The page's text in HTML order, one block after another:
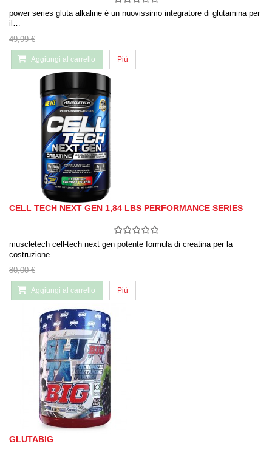
power series gluta alkaline è un nuovissimo integratore di glutamina per
il…
49,99 €
Aggiungi al carrello Più
CELL TECH NEXT GEN 1,84 LBS PERFORMANCE SERIES
muscletech cell-tech next gen potente formula di creatina per la
costruzione…
80,00 €
Aggiungi al carrello Più
GLUTABIG